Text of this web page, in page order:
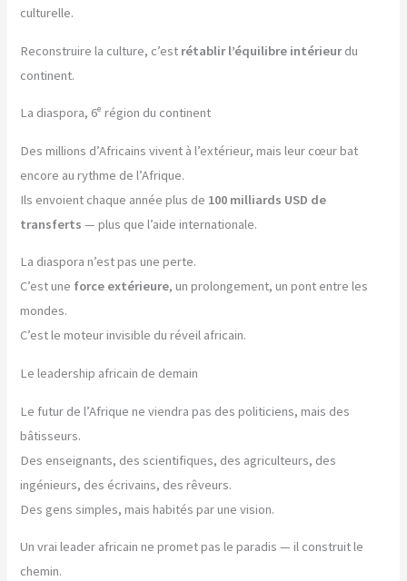
culturelle.
Reconstruire la culture, c’est rétablir l’équilibre intérieurdu
continent.
La diaspora, 6ᵉ région du continent
Des millions d’Africains vivent à l’extérieur, mais leur cœur bat
encore au rythme de l’Afrique.
Ils envoient chaque année plus de 100 milliards USD de
transferts — plus que l’aide internationale.
La diaspora n’est pas une perte.
C’est une force extérieure, un prolongement, un pont entre les
mondes.
C’est le moteur invisible du réveil africain.
Le leadership africain de demain
Le futur de l’Afrique ne viendra pas des politiciens, mais des
bâtisseurs.
Des enseignants, des scientifiques, des agriculteurs, des
ingénieurs, des écrivains, des rêveurs.
Des gens simples, mais habités par une vision.
Un vrai leader africain ne promet pas le paradis — il construit le
chemin.